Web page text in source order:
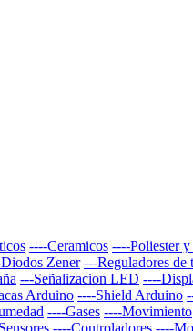
----Ceramicos ----Poliester
Zener ---Reguladores de
---Señalizacion LED ----
Arduino ----Shield Arduino
----Gases ----Movimiento
----Controladores ----